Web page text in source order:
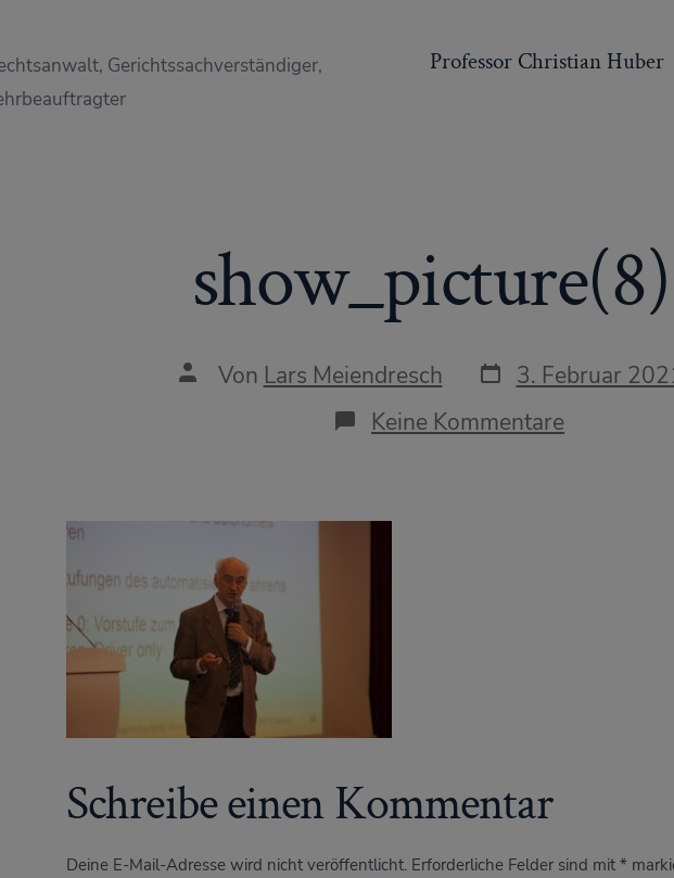
Gerichtssachverständiger,
Professor Christian Huber
show_picture(8)
AutorVon Lars Meiendresch Datum
des
Beitrags
3. Februar
Keine Kommentare
Schreibe einen Kommentar
Deine E-Mail-Adresse wird nicht veröffentlicht. Erforderliche Felder sind mit *